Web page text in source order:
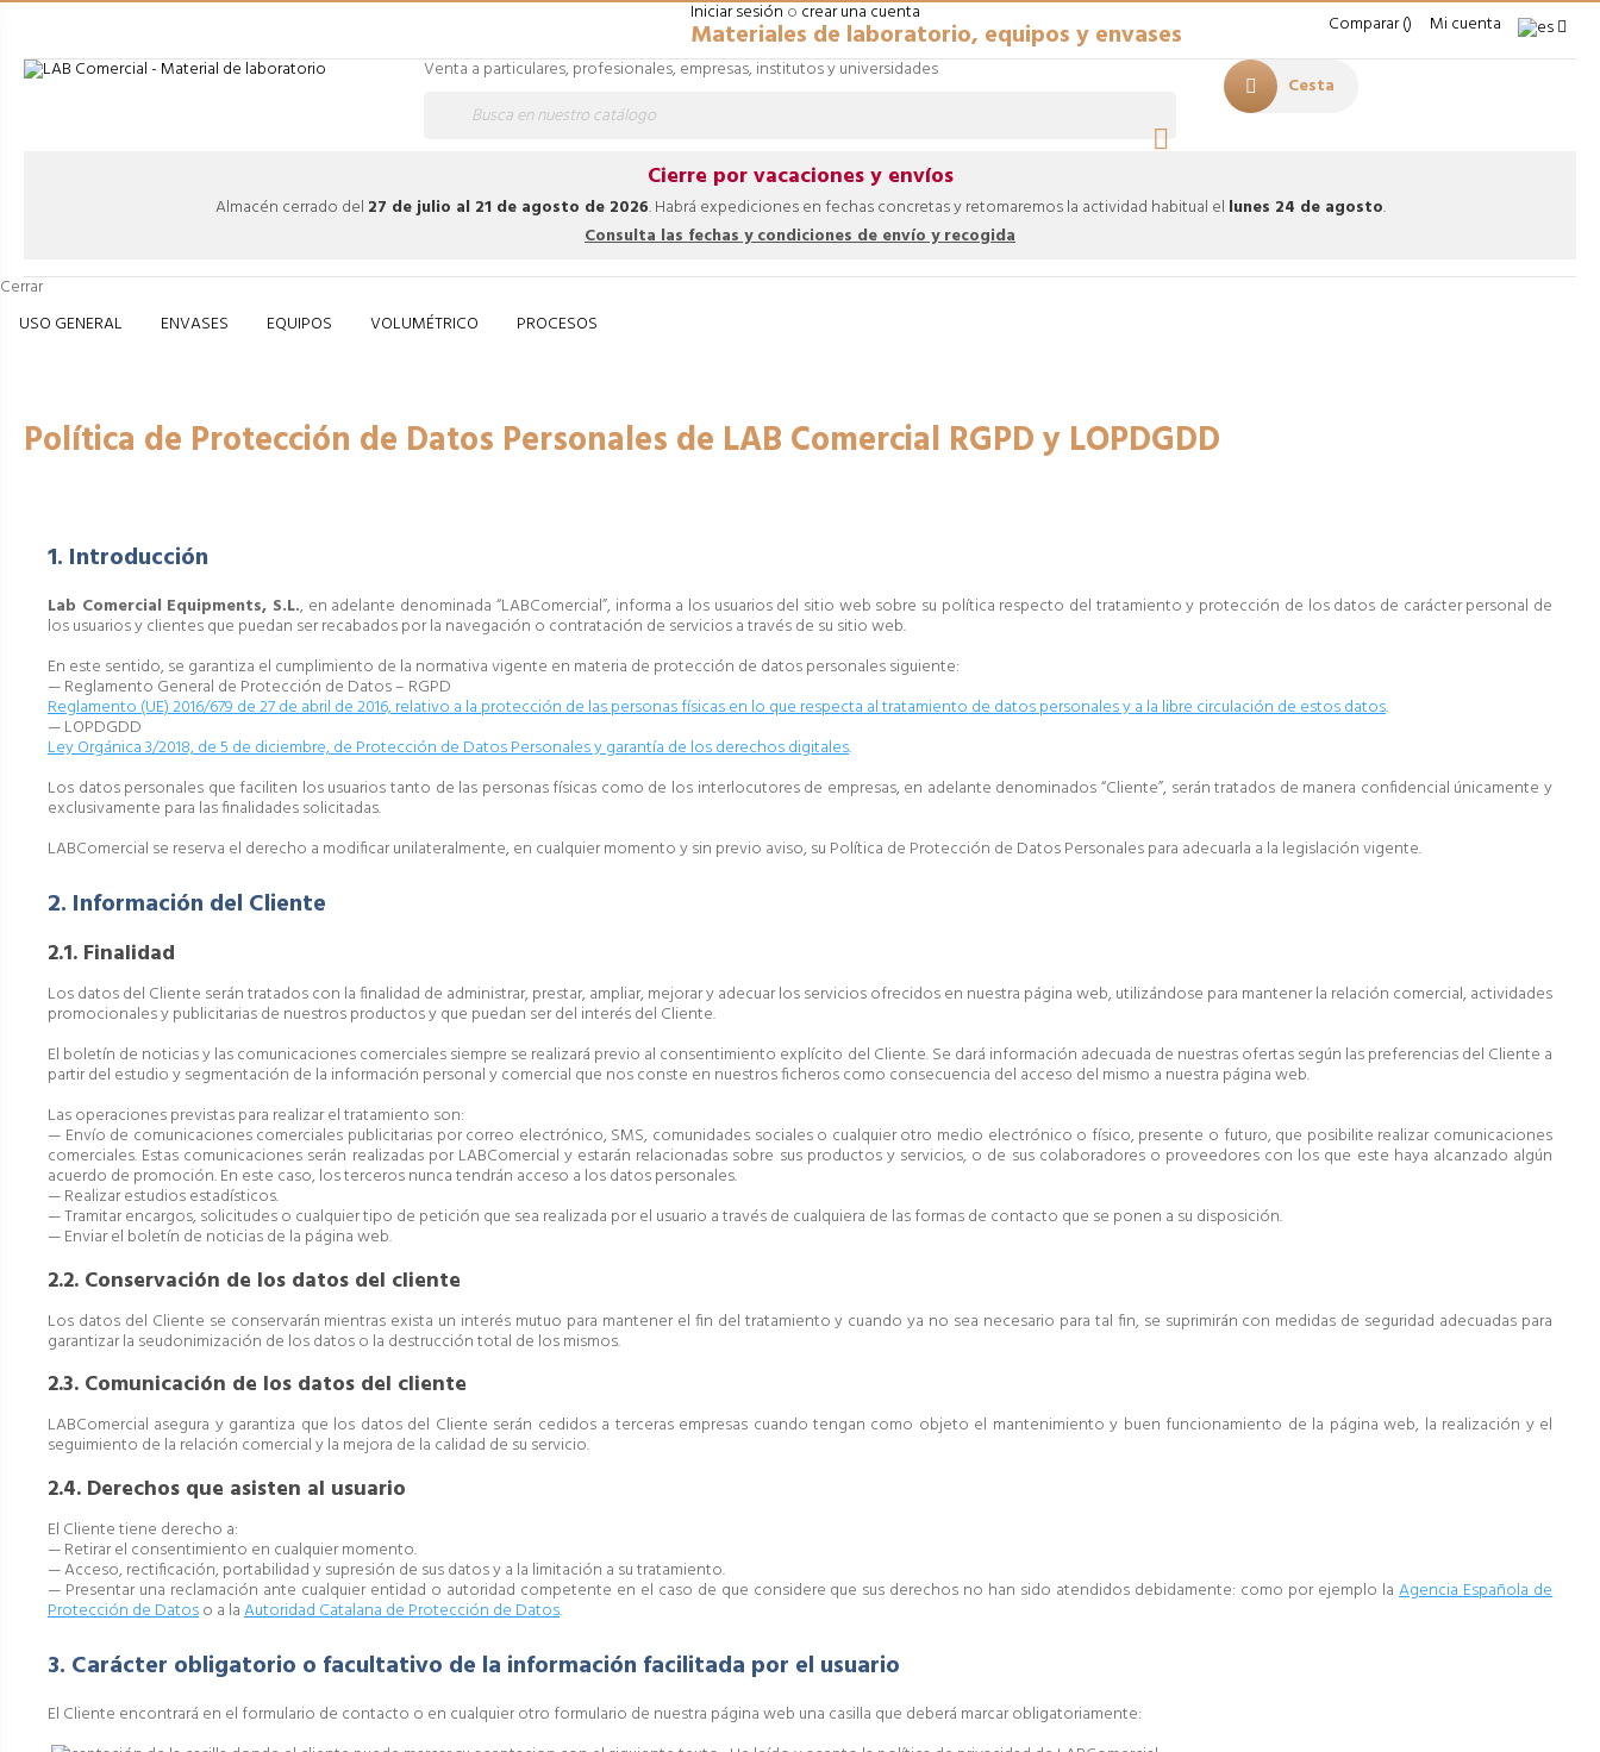
Comparar Mi cuenta
Iniciar sesión o crear una cuenta
Materiales de laboratorio, equipos y envases
Venta a particulares, profesionales, empresas, institutos y universidades

Cesta
Cierre por vacaciones y envíos
Almacén cerrado del 27 de julio al 21 de agosto de 2026. Habrá expediciones en fechas concretas y retomaremos la actividad habitual el lunes 24 de agosto.
Consulta las fechas y condiciones de envío y recogida
Cerrar
USO GENERAL
ENVASES EQUIPOS VOLUMÉTRICO PROCESOS
Política de Protección de Datos Personales de LAB Comercial RGPD y LOPDGDD
1. Introducción
Lab Comercial Equipments, S.L., en adelante denominada “LABComercial”, informa a los usuarios del sitio web sobre su política respecto del tratamiento y protección de los datos de carácter personal de
los usuarios y clientes que puedan ser recabados por la navegación o contratación de servicios a través de su sitio web.
En este sentido, se garantiza el cumplimiento de la normativa vigente en materia de protección de datos personales siguiente:
— Reglamento General de Protección de Datos – RGPD
Reglamento (UE) 2016/679 de 27 de abril de 2016, relativo a la protección de las personas físicas en lo que respecta al tratamiento de datos personales y a la libre circulación de estos datos.
— LOPDGDD
Ley Orgánica 3/2018, de 5 de diciembre, de Protección de Datos Personales y garantía de los derechos digitales.
Los datos personales que faciliten los usuarios tanto de las personas físicas como de los interlocutores de empresas, en adelante denominados “Cliente”, serán tratados de manera confidencial únicamente y
exclusivamente para las finalidades solicitadas.
LABComercial se reserva el derecho a modificar unilateralmente, en cualquier momento y sin previo aviso, su Política de Protección de Datos Personales para adecuarla a la legislación vigente.
2. Información del Cliente
2.1. Finalidad
Los datos del Cliente serán tratados con la finalidad de administrar, prestar, ampliar, mejorar y adecuar los servicios ofrecidos en nuestra página web, utilizándose para mantener la relación comercial, actividades
promocionales y publicitarias de nuestros productos y que puedan ser del interés del Cliente.
El boletín de noticias y las comunicaciones comerciales siempre se realizará previo al consentimiento explícito del Cliente. Se dará información adecuada de nuestras ofertas según las preferencias del Cliente a
partir del estudio y segmentación de la información personal y comercial que nos conste en nuestros ficheros como consecuencia del acceso del mismo a nuestra página web.
Las operaciones previstas para realizar el tratamiento son:
— Envío de comunicaciones comerciales publicitarias por correo electrónico, SMS, comunidades sociales o cualquier otro medio electrónico o físico, presente o futuro, que posibilite realizar comunicaciones
comerciales. Estas comunicaciones serán realizadas por LABComercial y estarán relacionadas sobre sus productos y servicios, o de sus colaboradores o proveedores con los que este haya alcanzado algún
acuerdo de promoción. En este caso, los terceros nunca tendrán acceso a los datos personales.
— Realizar estudios estadísticos.
— Tramitar encargos, solicitudes o cualquier tipo de petición que sea realizada por el usuario a través de cualquiera de las formas de contacto que se ponen a su disposición.
— Enviar el boletín de noticias de la página web.
2.2. Conservación de los datos del cliente
Los datos del Cliente se conservarán mientras exista un interés mutuo para mantener el fin del tratamiento y cuando ya no sea necesario para tal fin, se suprimirán con medidas de seguridad adecuadas para
garantizar la seudonimización de los datos o la destrucción total de los mismos.
2.3. Comunicación de los datos del cliente
LABComercial asegura y garantiza que los datos del Cliente serán cedidos a terceras empresas cuando tengan como objeto el mantenimiento y buen funcionamiento de la página web, la realización y el
seguimiento de la relación comercial y la mejora de la calidad de su servicio.
2.4. Derechos que asisten al usuario
El Cliente tiene derecho a:
— Retirar el consentimiento en cualquier momento.
— Acceso, rectificación, portabilidad y supresión de sus datos y a la limitación a su tratamiento.
— Presentar una reclamación ante cualquier entidad o autoridad competente en el caso de que considere que sus derechos no han sido atendidos debidamente: como por ejemplo laAgencia Española de
Protección de Datoso a laAutoridad Catalana de Protección de Datos.
3. Carácter obligatorio o facultativo de la información facilitada por el usuario
El Cliente encontrará en el formulario de contacto o en cualquier otro formulario de nuestra página web una casilla que deberá marcar obligatoriamente: